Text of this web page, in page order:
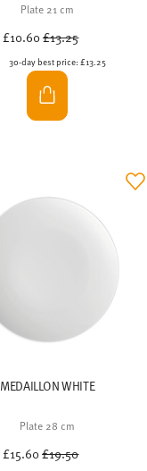
Plate 21 cm
£10.60Price reduced from
£13.25
30-day best price: £13.25
MEDAILLON WHITE
Plate 28 cm
£15.60Price reduced from
£19.50